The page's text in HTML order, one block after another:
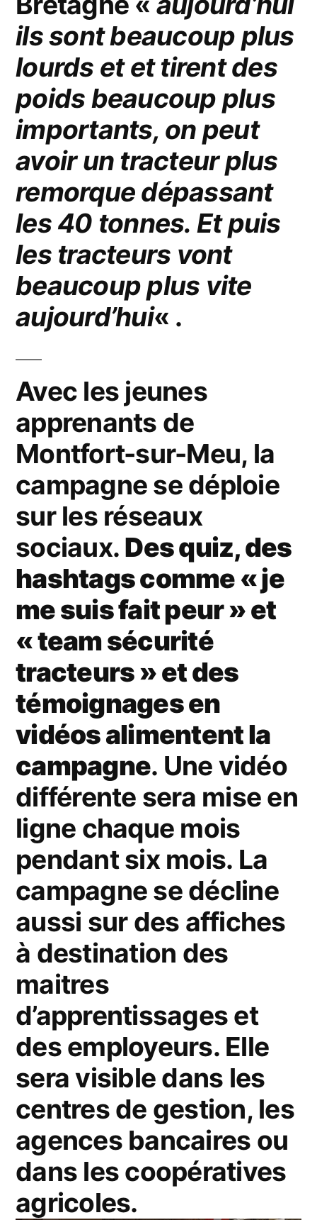
ils sont beaucoup plus
lourds et et tirent des
poids beaucoup plus
importants, on peut
avoir un tracteur plus
remorque dépassant
les 40 tonnes. Et puis
les tracteurs vont
beaucoup plus vite
aujourd’hui« .
Avec les jeunes
apprenants de
Montfort-sur-Meu, la
campagne se déploie
sur les réseaux
sociaux. Des quiz, des
hashtags comme « je
me suis fait peur » et
« team sécurité
tracteurs » et des
témoignages en
vidéos alimentent la
campagne. Une vidéo
différente sera mise en
ligne chaque mois
pendant six mois. La
campagne se décline
aussi sur des affiches
à destination des
maitres
d’apprentissages et
des employeurs. Elle
sera visible dans les
centres de gestion, les
agences bancaires ou
dans les coopératives
agricoles.